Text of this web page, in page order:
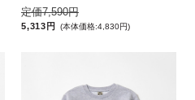
定価7,590円
5,313円 (本体価格:4,830円)